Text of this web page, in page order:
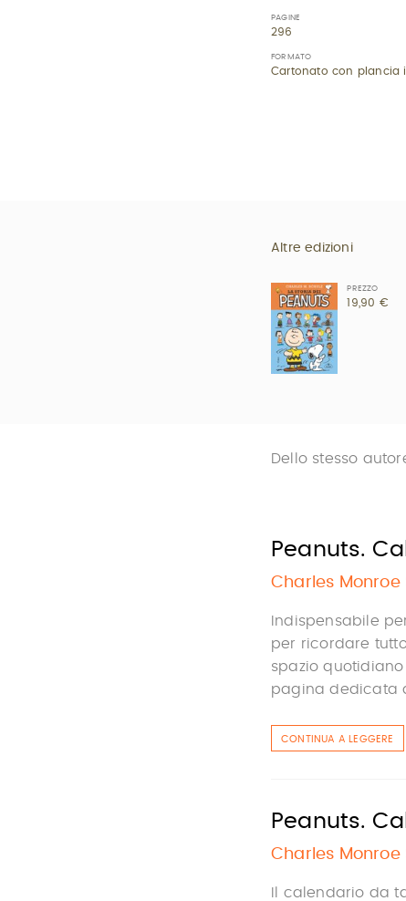
PAGINE
296
FORMATO
Cartonato con plancia
Altre edizioni
PREZZO
19,90 €
Dello stesso
Peanuts.
Charles Monroe
Indispensabile
per ricordare
spazio
pagina dedicata
CONTINUA A LEGGERE
Peanuts.
Charles Monroe
Il calendario da